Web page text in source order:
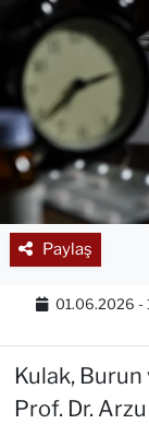
Paylaş
01.06.2026 -
Kulak, Burun
Prof. Dr.